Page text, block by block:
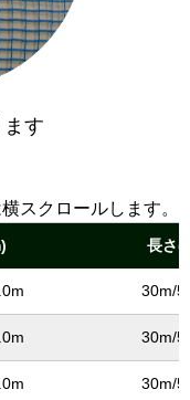
す
スクロールします。
長さ
30m/
30m/
30m/